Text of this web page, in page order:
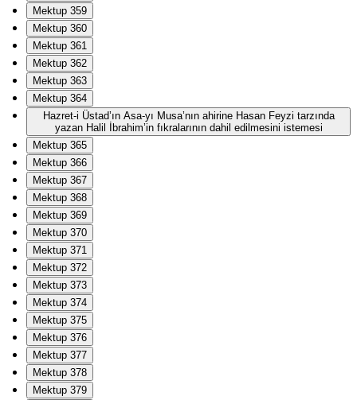
Mektup 359
Mektup 360
Mektup 361
Mektup 362
Mektup 363
Mektup 364
Hazret-i Üstad’ın Asa-yı Musa’nın ahirine Hasan Feyzi tarzında
yazan Halil İbrahim’in fıkralarının dahil edilmesini istemesi
Mektup 365
Mektup 366
Mektup 367
Mektup 368
Mektup 369
Mektup 370
Mektup 371
Mektup 372
Mektup 373
Mektup 374
Mektup 375
Mektup 376
Mektup 377
Mektup 378
Mektup 379